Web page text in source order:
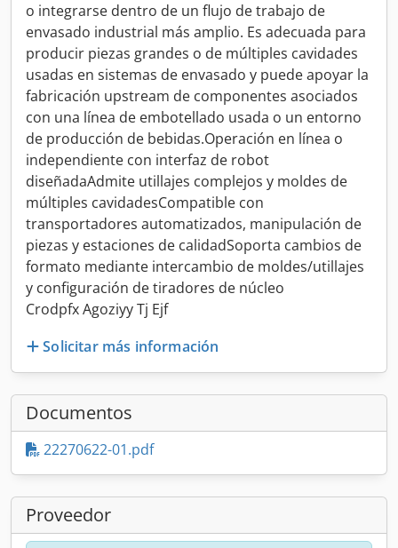
o integrarse dentro de un flujo de trabajo de
envasado industrial más amplio. Es adecuada para
producir piezas grandes o de múltiples cavidades
usadas en sistemas de envasado y puede apoyar la
fabricación upstream de componentes asociados
con una línea de embotellado usada o un entorno
de producción de bebidas.Operación en línea o
independiente con interfaz de robot
diseñadaAdmite utillajes complejos y moldes de
múltiples cavidadesCompatible con
transportadores automatizados, manipulación de
piezas y estaciones de calidadSoporta cambios de
formato mediante intercambio de moldes/utillajes
y configuración de tiradores de núcleo
Crodpfx Agoziyy Tj Ejf
Solicitar más información
Documentos
22270622-01.pdf
Proveedor